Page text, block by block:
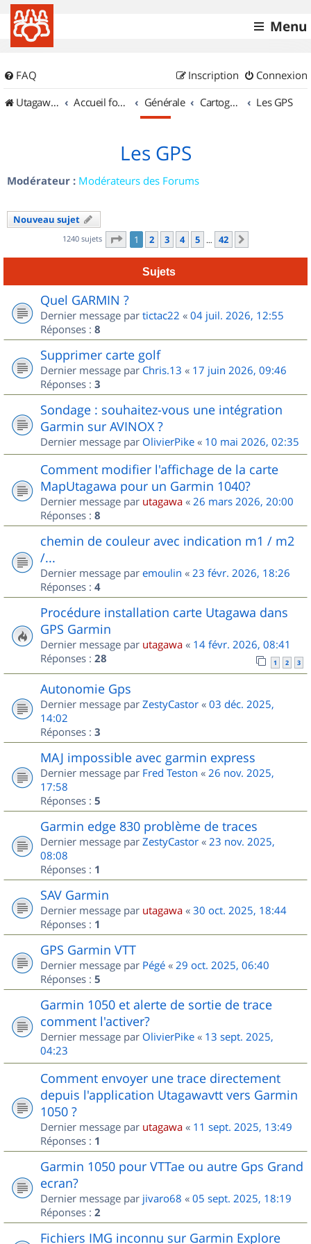
Menu
FAQ Connexion
Inscription
UtagawaVTT (Randos VTT et VTTAE avec traces GPS)
Accueil forum Générale Cartographie et GPS Les GPS
Les GPS
Modérateur : Modérateurs des Forums
Nouveau sujet
1240 sujets Page 1sur
1 2 3 4 5 … 42
Sujets
Quel GARMIN ?
Dernier message par tictac22 « 04 juil. 2026, 12:55
Réponses : 8
Supprimer carte golf
Dernier message par Chris.13 « 17 juin 2026, 09:46
Réponses : 3
Sondage : souhaitez-vous une intégration
Garmin sur AVINOX ?
Dernier message par OlivierPike « 10 mai 2026, 02:35
Comment modifier l'affichage de la carte
MapUtagawa pour un Garmin 1040?
Dernier message par utagawa « 26 mars 2026, 20:00
Réponses : 8
chemin de couleur avec indication m1 / m2
/...
Dernier message par emoulin « 23 févr. 2026, 18:26
Réponses : 4
Procédure installation carte Utagawa dans
GPS Garmin
Dernier message par utagawa « 14 févr. 2026, 08:41
Réponses : 28 1 2 3
Autonomie Gps
Dernier message par ZestyCastor « 03 déc. 2025,
14:02
Réponses : 3
MAJ impossible avec garmin express
Dernier message par Fred Teston « 26 nov. 2025,
17:58
Réponses : 5
Garmin edge 830 problème de traces
Dernier message par ZestyCastor « 23 nov. 2025,
08:08
Réponses : 1
SAV Garmin
Dernier message par utagawa « 30 oct. 2025, 18:44
Réponses : 1
GPS Garmin VTT
Dernier message par Pégé « 29 oct. 2025, 06:40
Réponses : 5
Garmin 1050 et alerte de sortie de trace
comment l'activer?
Dernier message par OlivierPike « 13 sept. 2025,
04:23
Comment envoyer une trace directement
depuis l'application Utagawavtt vers Garmin
1050 ?
Dernier message par utagawa « 11 sept. 2025, 13:49
Réponses : 1
Garmin 1050 pour VTTae ou autre Gps Grand
ecran?
Dernier message par jivaro68 « 05 sept. 2025, 18:19
Réponses : 2
Fichiers IMG inconnu sur Garmin Explore